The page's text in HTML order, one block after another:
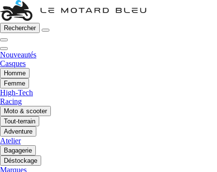
Rechercher
Nouveautés
Casques
Homme
Femme
High-Tech
Racing
Moto & scooter
Tout-terrain
Adventure
Atelier
Bagagerie
Déstockage
Marques